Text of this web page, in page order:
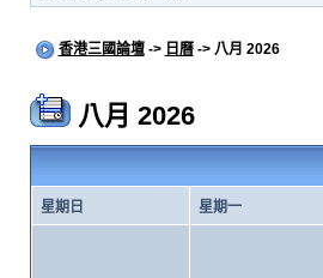
香港三國論壇-> 日曆-> 八月 2026
八月 2026
星期日 星期一